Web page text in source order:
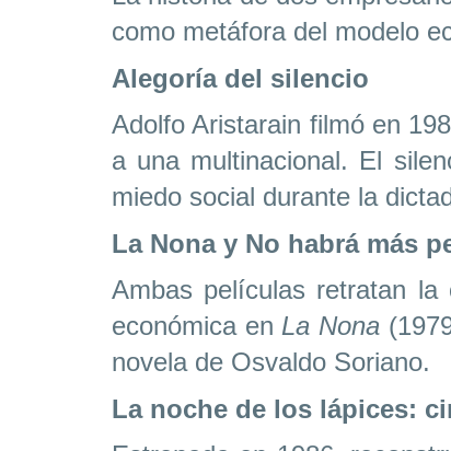
como metáfora del modelo
Alegoría del silencio
Adolfo Aristarain filmó en
a una multinacional. El
miedo social durante la
La Nona y No habrá más
Ambas películas retratan
económica en La Nona
novela de Osvaldo Soriano.
La noche de los lápices: